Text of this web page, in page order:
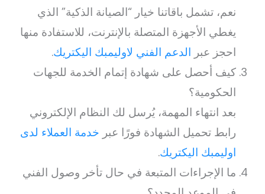
نعم، تشمل باقاتنا خيار “الصيانة الذكية” الذي
يغطي الأجهزة المتصلة بالإنترنت، للاستفادة منها
احجز عبر الدعم الفني لاوليمبك اليكتريك.
كيف أحصل على شهادة إتمام الخدمة للجهات
الحكومية؟
بعد انتهاء المهمة، يُرسل لك النظام الإلكتروني
رابط تحميل الشهادة فورًا عبر خدمة العملاء لدى
اوليمبك اليكتريك.
ما الإجراءات المتبعة في حال تأخر وصول الفني